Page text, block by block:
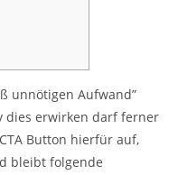
unnötigen Aufwand”
dies erwirken darf ferner
Button hierfür auf,
bleibt folgende